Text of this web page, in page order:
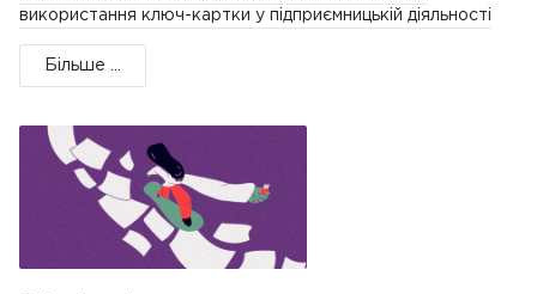
використання ключ-картки у підприємницькій діяльності
Більше ...